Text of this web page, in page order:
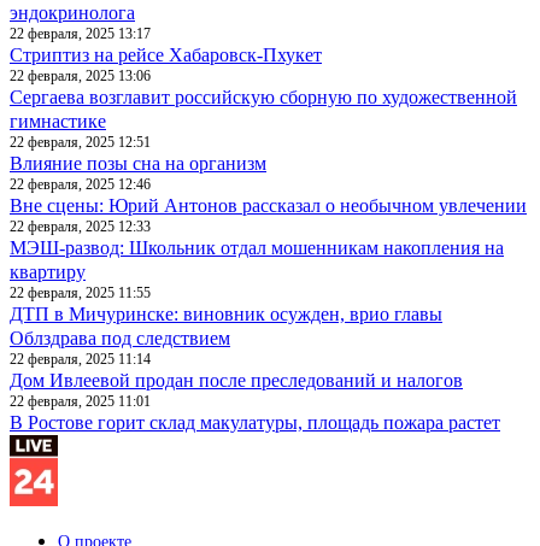
эндокринолога
22 февраля, 2025 13:17
Стриптиз на рейсе Хабаровск-Пхукет
22 февраля, 2025 13:06
Сергаева возглавит российскую сборную по художественной
гимнастике
22 февраля, 2025 12:51
Влияние позы сна на организм
22 февраля, 2025 12:46
Вне сцены: Юрий Антонов рассказал о необычном увлечении
22 февраля, 2025 12:33
МЭШ-развод: Школьник отдал мошенникам накопления на
квартиру
22 февраля, 2025 11:55
ДТП в Мичуринске: виновник осужден, врио главы
Облздрава под следствием
22 февраля, 2025 11:14
Дом Ивлеевой продан после преследований и налогов
22 февраля, 2025 11:01
В Ростове горит склад макулатуры, площадь пожара растет
О проекте